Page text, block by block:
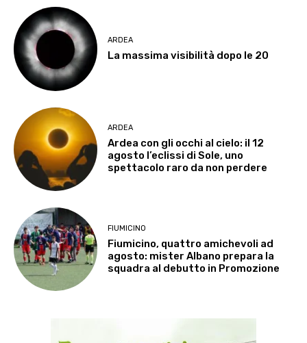
ARDEA
La massima visibilità dopo le 20
ARDEA
Ardea con gli occhi al cielo: il 12
agosto l’eclissi di Sole, uno
spettacolo raro da non perdere
FIUMICINO
Fiumicino, quattro amichevoli ad
agosto: mister Albano prepara la
squadra al debutto in Promozione